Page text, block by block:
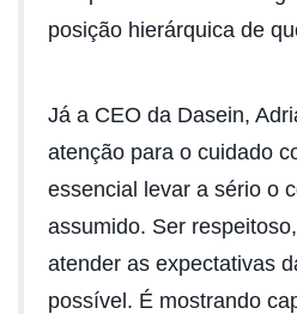
posição hierárquica de
Já a CEO da Dasein,
atenção para o cuidado
essencial levar a sério o
assumido. Ser
atender as expectativas
possível. É mostrando